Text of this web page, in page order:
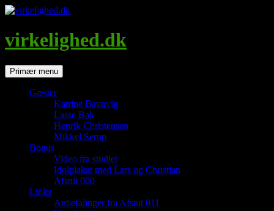
Hop
indhold
virkelighed.dk
SøgPrimær menu
Gæster
Katrine Baunvig
Lasse Bak
Henrik Christensen
Mikkel Serup
Bonus
Video fra studiet
Idolplakat med Lars og Christian
Afsnit 000
Links
Anbefalinger fra Afsnit 011